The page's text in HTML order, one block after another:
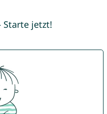
Starte jetzt!